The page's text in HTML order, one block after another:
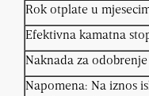
Rok otplate u
Efektivna kamatna
Naknada za odobrenje
Napomena: Na iznos